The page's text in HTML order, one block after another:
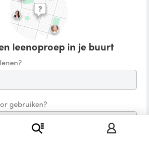
leenoproep in je buurt
gebruiken?